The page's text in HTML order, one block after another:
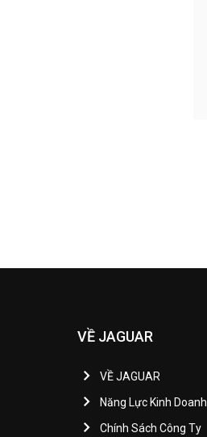
VỀ JAGUAR
VỀ JAGUAR
Năng Lực Kinh Doanh
Chính Sách Công Ty